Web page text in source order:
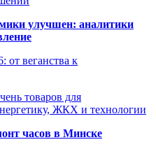
улучшен: аналитики
от веганства к
товаров для
ЖКХ и технологии
часов в Минске